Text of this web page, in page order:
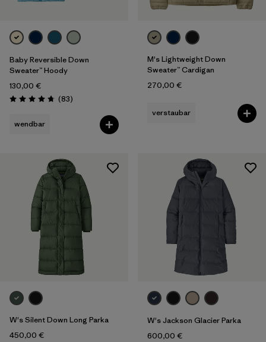
Baby Reversible Down
Sweater™ Hoody
130,00 €
Bewertung: 4.7 / 5
(83Rezensionen
)
wendbar
M's Lightweight Down
Sweater™ Cardigan
270,00 €
verstaubar
W's Silent Down Long Parka
450,00 €
W's Jackson Glacier Parka
600,00 €